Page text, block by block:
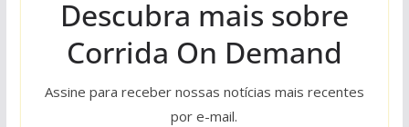
Descubra mais sobre
Corrida On Demand
Assine para receber nossas notícias mais recentes
por e-mail.